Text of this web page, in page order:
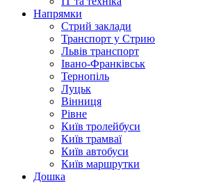
Напрямки
Стрий заклади
Транспорт у Стрию
Львів транспорт
Івано-Франківськ
Тернопіль
Луцьк
Вінниця
Рівне
Київ тролейбуси
Київ трамваї
Київ автобуси
Київ маршрутки
Дошка